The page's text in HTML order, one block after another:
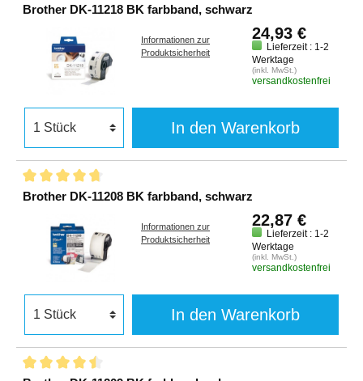
Brother DK-11218 BK farbband, schwarz
Informationen zur
Produktsicherheit
24,93 €
Lieferzeit : 1-2
Werktage
(inkl. MwSt.)
versandkostenfrei
In den Warenkorb
Brother DK-11208 BK farbband, schwarz
Informationen zur
Produktsicherheit
22,87 €
Lieferzeit : 1-2
Werktage
(inkl. MwSt.)
versandkostenfrei
In den Warenkorb